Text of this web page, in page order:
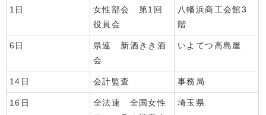
1日
女性部会 第1回
役員会
八幡浜商工会館3
階
6日
県連 新酒きき酒
会
いよてつ高島屋
14日 会計監査 事務局
16日
全法連 全国女性
埼玉県